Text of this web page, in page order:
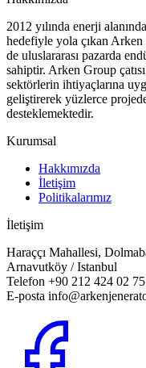
2012 yılında enerji
hedefiyle yola çıkan
de uluslararası pazarda
sahiptir. Arken Group
sektörlerin ihtiyaçlarına
geliştirerek yüzlerce
desteklemektedir.
Kurumsal
Hakkımızda
İletişim
Politikalarımız
İletişim
Haraççı Mahallesi,
Arnavutköy / Istanbul
Telefon +90 212 424 02 75
E-posta